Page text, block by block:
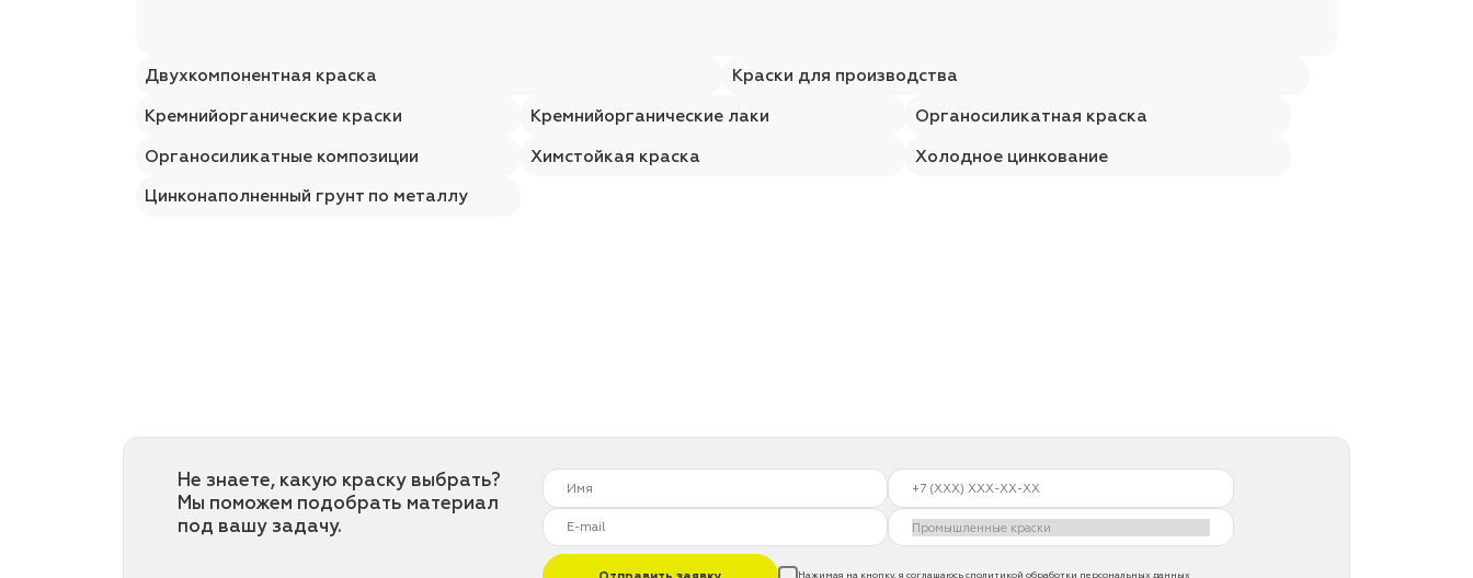
Двухкомпонентная краска
Краски для производства
Кремнийорганические краски
Кремнийорганические лаки
Органосиликатная краска
Органосиликатные композиции
Химстойкая краска
Холодное цинкование
Цинконаполненный грунт по металлу
Не знаете, какую краску выбрать?
Мы поможем подобрать материал
под вашу задачу.